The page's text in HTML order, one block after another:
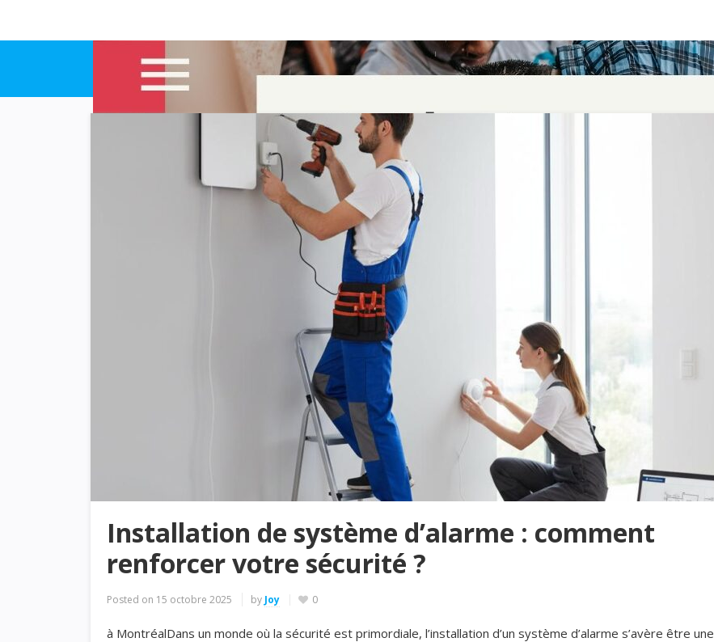
Installation de système d’alarme : comment
renforcer votre sécurité ?
Posted on 15 octobre 2025 by Joy 0
à MontréalDans un monde où la sécurité est primordiale, l’installation d’un système d’alarme s’avère être une